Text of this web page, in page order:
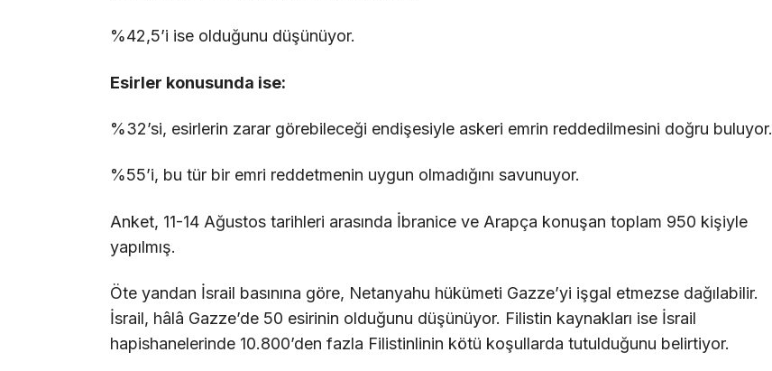
%42,5’i ise olduğunu düşünüyor.
Esirler konusunda ise:
%32’si, esirlerin zarar görebileceği endişesiyle askeri emrin reddedilmesini doğru buluyor.
%55’i, bu tür bir emri reddetmenin uygun olmadığını savunuyor.
Anket, 11-14 Ağustos tarihleri arasında İbranice ve Arapça konuşan toplam 950 kişiyle
yapılmış.
Öte yandan İsrail basınına göre, Netanyahu hükümeti Gazze’yi işgal etmezse dağılabilir.
İsrail, hâlâ Gazze’de 50 esirinin olduğunu düşünüyor. Filistin kaynakları ise İsrail
hapishanelerinde 10.800’den fazla Filistinlinin kötü koşullarda tutulduğunu belirtiyor.